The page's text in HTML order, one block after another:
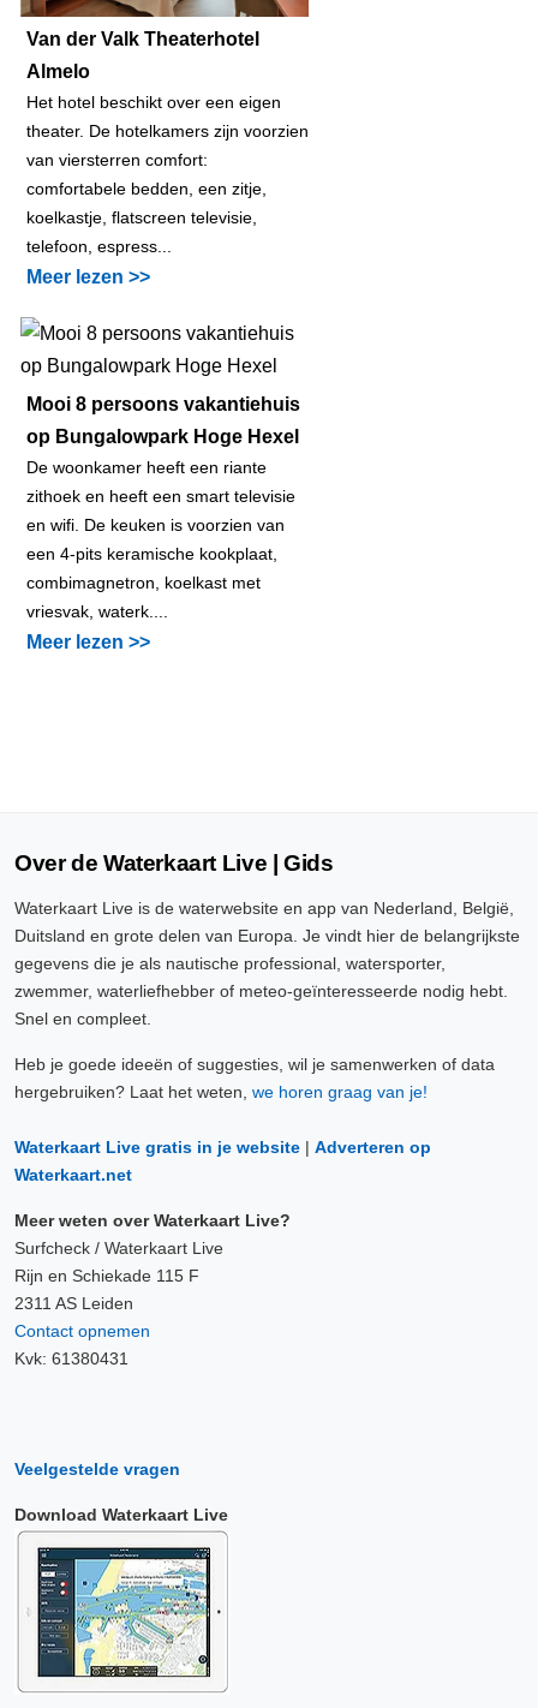
Van der Valk Theaterhotel
Almelo
Het hotel beschikt over een eigen
theater. De hotelkamers zijn voorzien
van viersterren comfort:
comfortabele bedden, een zitje,
koelkastje, flatscreen televisie,
telefoon, espress...
Meer lezen >>
Mooi 8 persoons vakantiehuis
op Bungalowpark Hoge Hexel
De woonkamer heeft een riante
zithoek en heeft een smart televisie
en wifi. De keuken is voorzien van
een 4-pits keramische kookplaat,
combimagnetron, koelkast met
vriesvak, waterk....
Meer lezen >>
Over de Waterkaart Live | Gids
Waterkaart Live is de waterwebsite en app van Nederland, België,
Duitsland en grote delen van Europa. Je vindt hier de belangrijkste
gegevens die je als nautische professional, watersporter,
zwemmer, waterliefhebber of meteo-geïnteresseerde nodig hebt.
Snel en compleet.
Heb je goede ideeën of suggesties, wil je samenwerken of data
hergebruiken? Laat het weten, we horen graag van je!
Waterkaart Live gratis in je website | Adverteren op
Waterkaart.net
Meer weten over Waterkaart Live?
Surfcheck / Waterkaart Live
Rijn en Schiekade 115 F
2311 AS Leiden
Contact opnemen
Kvk: 61380431
Veelgestelde vragen
Download Waterkaart Live